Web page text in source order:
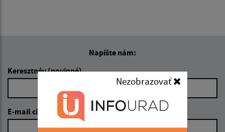
Napíšte nám:
Keresztnév (povinné)
E-mail cím (povinné)
Nezobrazovať